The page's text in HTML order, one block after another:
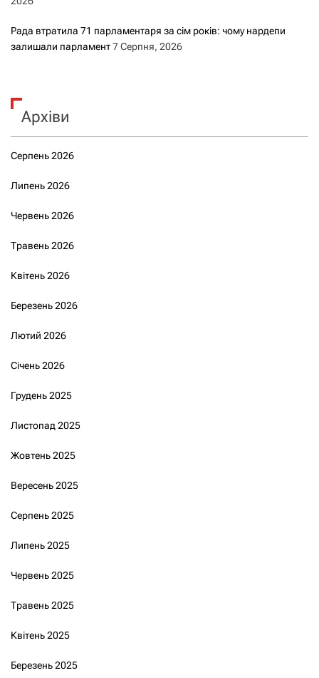
Рада втратила 71 парламентаря за сім років: чому нардепи
залишали парламент7 Серпня, 2026
Архіви
Серпень 2026
Липень 2026
Червень 2026
Травень 2026
Квітень 2026
Березень 2026
Лютий 2026
Січень 2026
Грудень 2025
Листопад 2025
Жовтень 2025
Вересень 2025
Серпень 2025
Липень 2025
Червень 2025
Травень 2025
Квітень 2025
Березень 2025